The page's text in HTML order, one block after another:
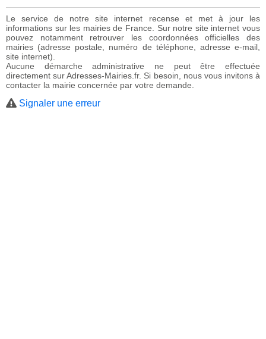
Le service de notre site internet recense et met à jour les
informations sur les mairies de France. Sur notre site internet vous
pouvez notamment retrouver les coordonnées officielles des
mairies (adresse postale, numéro de téléphone, adresse e-mail,
site internet).
Aucune démarche administrative ne peut être effectuée
directement sur Adresses-Mairies.fr. Si besoin, nous vous invitons à
contacter la mairie concernée par votre demande.
Signaler une erreur